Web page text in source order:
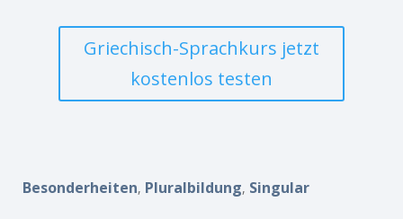
Griechisch-Sprachkurs jetzt
kostenlos testen
Besonderheiten, Pluralbildung, Singular